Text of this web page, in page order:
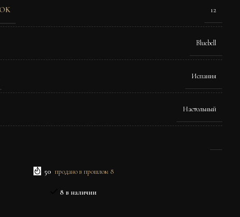
12
Bluebell
Испания
Настольный
50 продано в прошлом 8
8 в наличии